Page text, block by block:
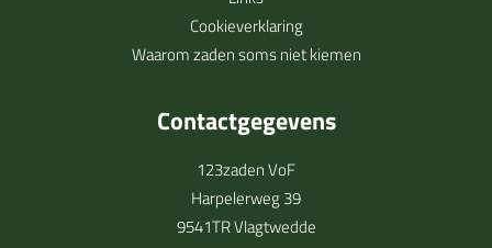
Cookieverklaring
Waarom zaden soms niet kiemen
Contactgegevens
123zaden VoF
Harpelerweg 39
9541TR Vlagtwedde